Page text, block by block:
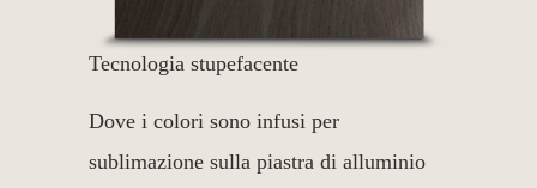
Tecnologia stupefacente
Dove i colori sono infusi per
sublimazione sulla piastra di alluminio